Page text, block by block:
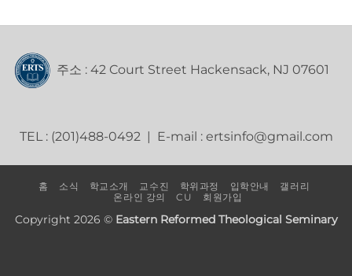
주소 : 42 Court Street Hackensack, NJ 07601
TEL : (201)488-0492 | E-mail : ertsinfo@gmail.com
홈 소식 학교소개 교수진 학위과정 입학안내
갤러리
온라인 강의
CU 회원가입
Copyright 2026 © Eastern Reformed Theological Seminary